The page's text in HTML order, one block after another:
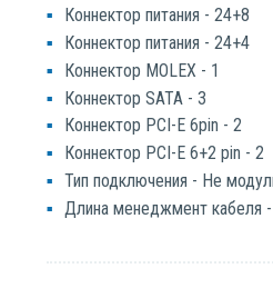
Коннектор питания - 24+8
Коннектор питания - 24+4
Коннектор MOLEX - 1
Коннектор SATA - 3
Коннектор PCI-E 6pin - 2
Коннектор PCI-E 6+2 pin - 2
Тип подключения - Не
Длина менеджмент кабеля